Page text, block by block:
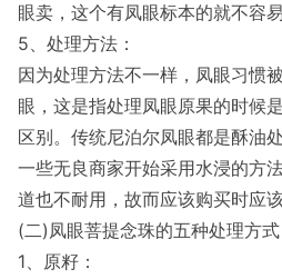
眼卖，这个有凤眼标本的就不容易
5、处理方法：
因为处理方法不一样，凤眼习惯
眼，这是指处理凤眼原果的时候
区别。传统尼泊尔凤眼都是酥油
一些无良商家开始采用水浸的方
道也不耐用，故而应该购买时应该
(二)凤眼菩提念珠的五种处理方式
1、原籽：